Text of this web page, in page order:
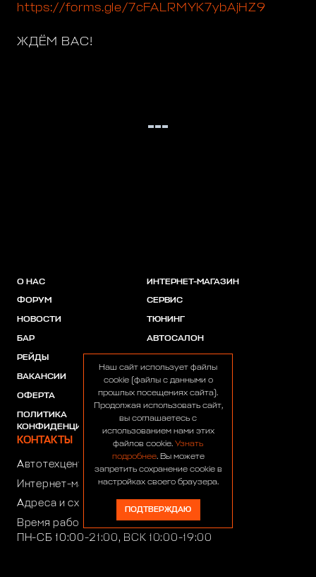
https://forms.gle/7cFALRMYK7ybAjHZ9
ЖДЁМ ВАС!
О НАС
ФОРУМ
НОВОСТИ
БАР
РЕЙДЫ
ВАКАНСИИ
ОФЕРТА
ПОЛИТИКА
КОНФИДЕНЦИАЛЬНОСТИ
ИНТЕРНЕТ-МАГАЗИН
СЕРВИС
ТЮНИНГ
АВТОСАЛОН
ПАРТНЕРЫ
КОНТАКТЫ
Автотехцентр:
Интернет-магазин:+7 (916) 922-44-44
Адреса и схемы проезда
Время работы автотехцентра:
ПН-СБ 10:00-21:00, ВСК 10:00-19:00
Наш сайт использует файлы
cookie (файлы с данными о
прошлых посещениях сайта).
Продолжая использовать сайт,
вы соглашаетесь с
использованием нами этих
файлов cookie. Узнать
подробнее. Вы можете
запретить сохранение cookie в
настройках своего браузера.
ПОДТВЕРЖДАЮ